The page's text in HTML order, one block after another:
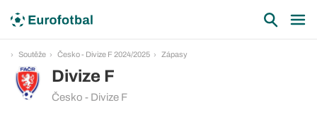
Soutěže Česko - Divize F 2024/2025 Zápasy
Divize F
Česko - Divize F